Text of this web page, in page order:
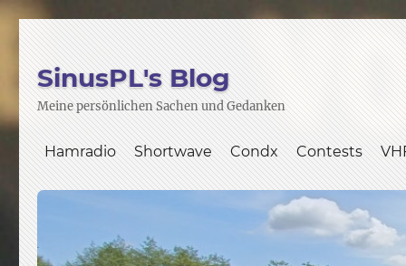
SinusPL's Blog
Meine persönlichen Sachen und Gedanken
Hamradio Shortwave Condx Contests